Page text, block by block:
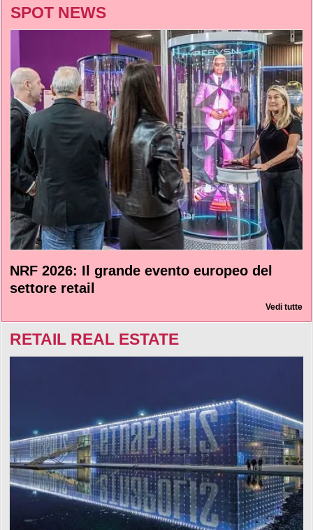
SPOT NEWS
NRF 2026: Il grande evento europeo del
settore retail
Vedi tutte
RETAIL REAL ESTATE